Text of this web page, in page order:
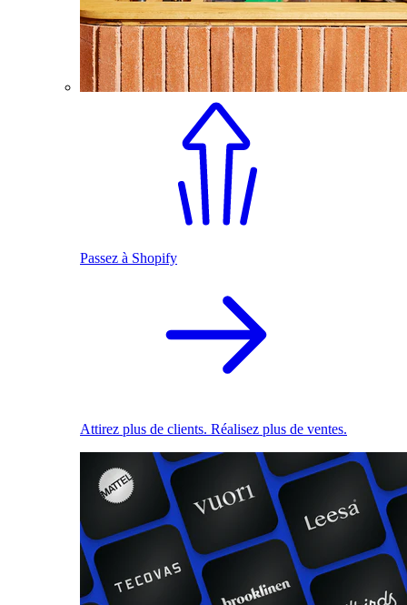
Passez à Shopify
Attirez plus de clients. Réalisez plus de ventes.